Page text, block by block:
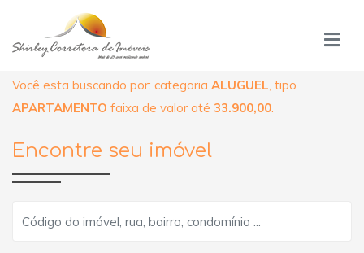
Você esta buscando por: categoria ALUGUEL , tipo
APARTAMENTO faixa de valor até 33.900,00
Encontre seu imóvel